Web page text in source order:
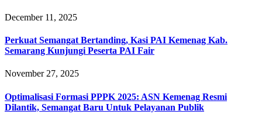
December 11, 2025
Perkuat Semangat Bertanding, Kasi PAI Kemenag Kab.
Semarang Kunjungi Peserta PAI Fair
November 27, 2025
Optimalisasi Formasi PPPK 2025: ASN Kemenag Resmi
Dilantik, Semangat Baru Untuk Pelayanan Publik